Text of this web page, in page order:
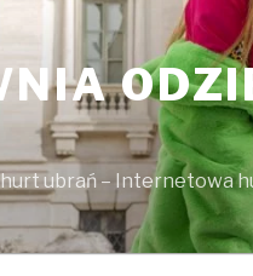
ubrań – Internetowa